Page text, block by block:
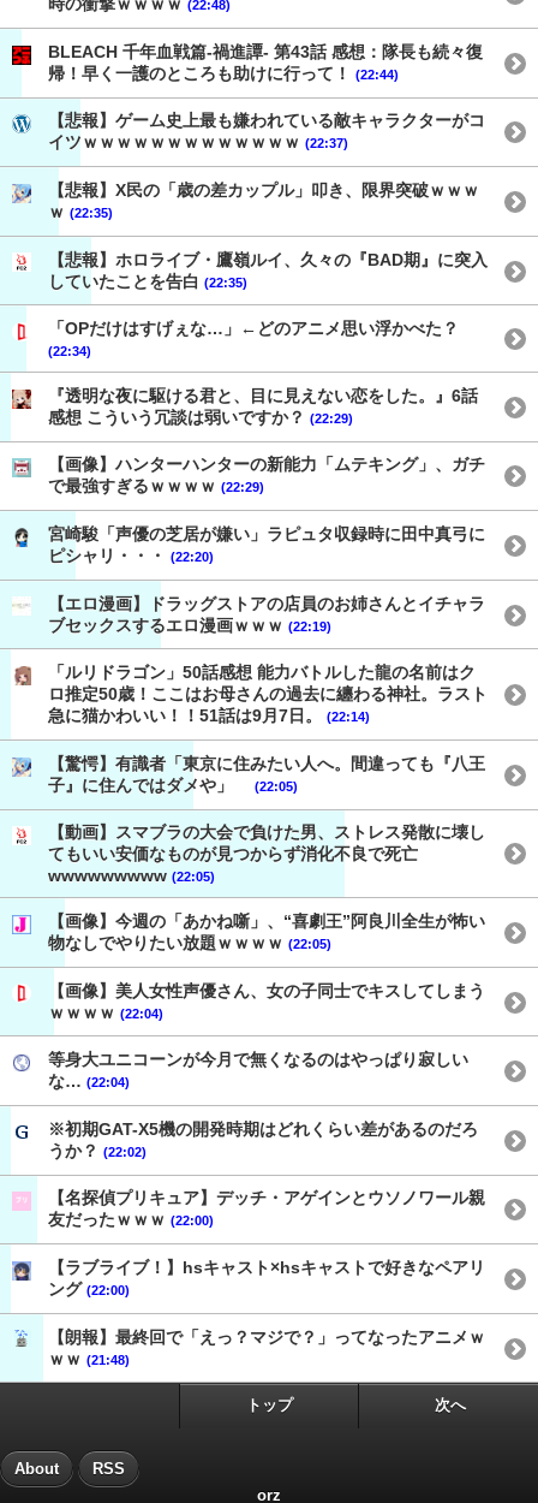
時の衝撃ｗｗｗｗ (22:48)
BLEACH 千年血戦篇-禍進譚- 第43話 感想：隊長も続々復
帰！早く一護のところも助けに行って！
(22:44)
【悲報】ゲーム史上最も嫌われている敵キャラクターがコ
イツｗｗｗｗｗｗｗｗｗｗｗｗｗ (22:37)
【悲報】X民の「歳の差カップル」叩き、限界突破ｗｗｗ
ｗ (22:35)
【悲報】ホロライブ・鷹嶺ルイ、久々の『BAD期』に突入
していたことを告白 (22:35)
「OPだけはすげぇな…」←どのアニメ思い浮かべた？
(22:34)
『透明な夜に駆ける君と、目に見えない恋をした。』6話
感想 こういう冗談は弱いですか？ (22:29)
【画像】ハンターハンターの新能力「ムテキング」、ガチ
で最強すぎるｗｗｗｗ (22:29)
宮崎駿「声優の芝居が嫌い」ラピュタ収録時に田中真弓に
ピシャリ・・・
(22:20)
【エロ漫画】ドラッグストアの店員のお姉さんとイチャラ
ブセックスするエロ漫画ｗｗｗ (22:19)
「ルリドラゴン」50話感想 能力バトルした龍の名前はク
ロ推定50歳！ここはお母さんの過去に纏わる神社。ラスト
急に猫かわいい！！51話は9月7日。
(22:14)
【驚愕】有識者「東京に住みたい人へ。間違っても『八王
子』に住んではダメや」
(22:05)
【動画】スマブラの大会で負けた男、ストレス発散に壊し
てもいい安価なものが見つからず消化不良で死亡
wwwwwwwww (22:05)
【画像】今週の「あかね噺」、“喜劇王”阿良川全生が怖い
物なしでやりたい放題ｗｗｗｗ (22:05)
【画像】美人女性声優さん、女の子同士でキスしてしまう
ｗｗｗｗ (22:04)
等身大ユニコーンが今月で無くなるのはやっぱり寂しい
な… (22:04)
※初期GAT-X5機の開発時期はどれくらい差があるのだろ
うか？ (22:02)
【名探偵プリキュア】デッチ・アゲインとウソノワール親
友だったｗｗｗ (22:00)
【ラブライブ！】hsキャスト×hsキャストで好きなペアリ
ング (22:00)
【朗報】最終回で「えっ？マジで？」ってなったアニメｗ
ｗｗ (21:48)
トップ 次へ
About RSS
orz